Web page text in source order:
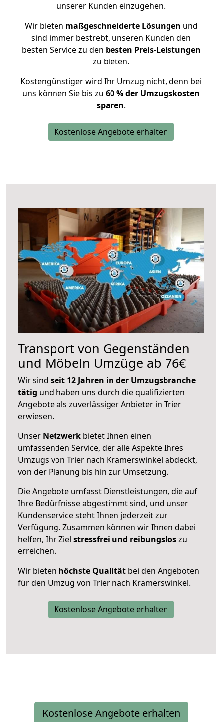
unserer Kunden einzugehen.
Wir bieten maßgeschneiderte Lösungen und
sind immer bestrebt, unseren Kunden den
besten Service zu den besten Preis-Leistungen
zu bieten.
Kostengünstiger wird Ihr Umzug nicht, denn bei
uns können Sie bis zu 60 % der Umzugskosten
sparen.
Kostenlose Angebote erhalten
Transport von Gegenständen
und Möbeln Umzüge ab 76€
Wir sind seit 12 Jahren in der Umzugsbranche
tätig und haben uns durch die qualifizierten
Angebote als zuverlässiger Anbieter in Trier
erwiesen.
Unser Netzwerk bietet Ihnen einen
umfassenden Service, der alle Aspekte Ihres
Umzugs von Trier nach Kramerswinkel abdeckt,
von der Planung bis hin zur Umsetzung.
Die Angebote umfasst Dienstleistungen, die auf
Ihre Bedürfnisse abgestimmt sind, und unser
Kundenservice steht Ihnen jederzeit zur
Verfügung. Zusammen können wir Ihnen dabei
helfen, Ihr Ziel stressfrei und reibungsloszu
erreichen.
Wir bieten höchste Qualität bei den Angeboten
für den Umzug von Trier nach Kramerswinkel.
Kostenlose Angebote erhalten
Kostenlose Angebote erhalten